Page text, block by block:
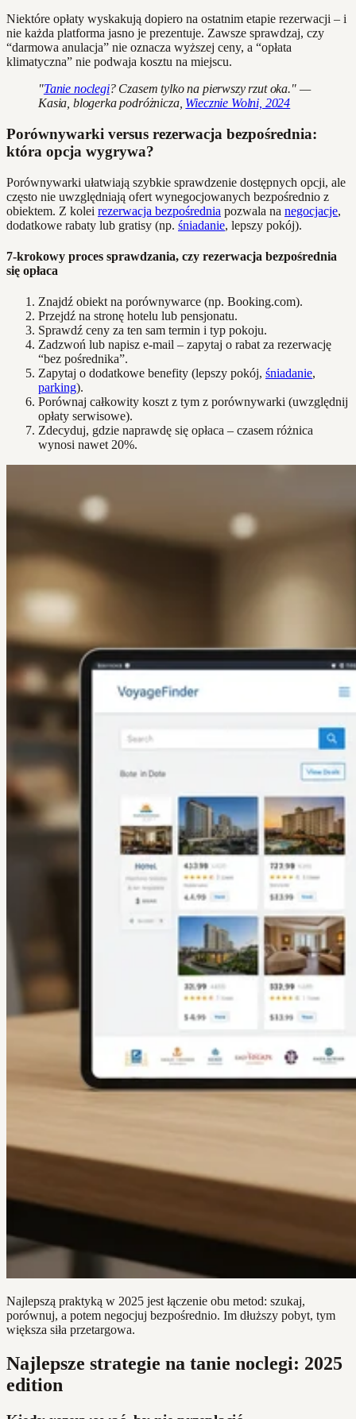
Niektóre opłaty wyskakują dopiero na ostatnim etapie rezerwacji – i
nie każda platforma jasno je prezentuje. Zawsze sprawdzaj, czy
“darmowa anulacja” nie oznacza wyższej ceny, a “opłata
klimatyczna” nie podwaja kosztu na miejscu.
"Tanie noclegi? Czasem tylko na pierwszy rzut oka." —
Kasia, blogerka podróżnicza, Wiecznie Wolni, 2024
Porównywarki versus rezerwacja bezpośrednia:
która opcja wygrywa?
Porównywarki ułatwiają szybkie sprawdzenie dostępnych opcji, ale
często nie uwzględniają ofert wynegocjowanych bezpośrednio z
obiektem. Z kolei rezerwacja bezpośrednia pozwala na negocjacje,
dodatkowe rabaty lub gratisy (np. śniadanie, lepszy pokój).
7-krokowy proces sprawdzania, czy rezerwacja bezpośrednia
się opłaca
Znajdź obiekt na porównywarce (np. Booking.com).
Przejdź na stronę hotelu lub pensjonatu.
Sprawdź ceny za ten sam termin i typ pokoju.
Zadzwoń lub napisz e-mail – zapytaj o rabat za rezerwację
“bez pośrednika”.
Zapytaj o dodatkowe benefity (lepszy pokój, śniadanie,
parking).
Porównaj całkowity koszt z tym z porównywarki (uwzględnij
opłaty serwisowe).
Zdecyduj, gdzie naprawdę się opłaca – czasem różnica
wynosi nawet 20%.
Najlepszą praktyką w 2025 jest łączenie obu metod: szukaj,
porównuj, a potem negocjuj bezpośrednio. Im dłuższy pobyt, tym
większa siła przetargowa.
Najlepsze strategie na tanie noclegi: 2025
edition